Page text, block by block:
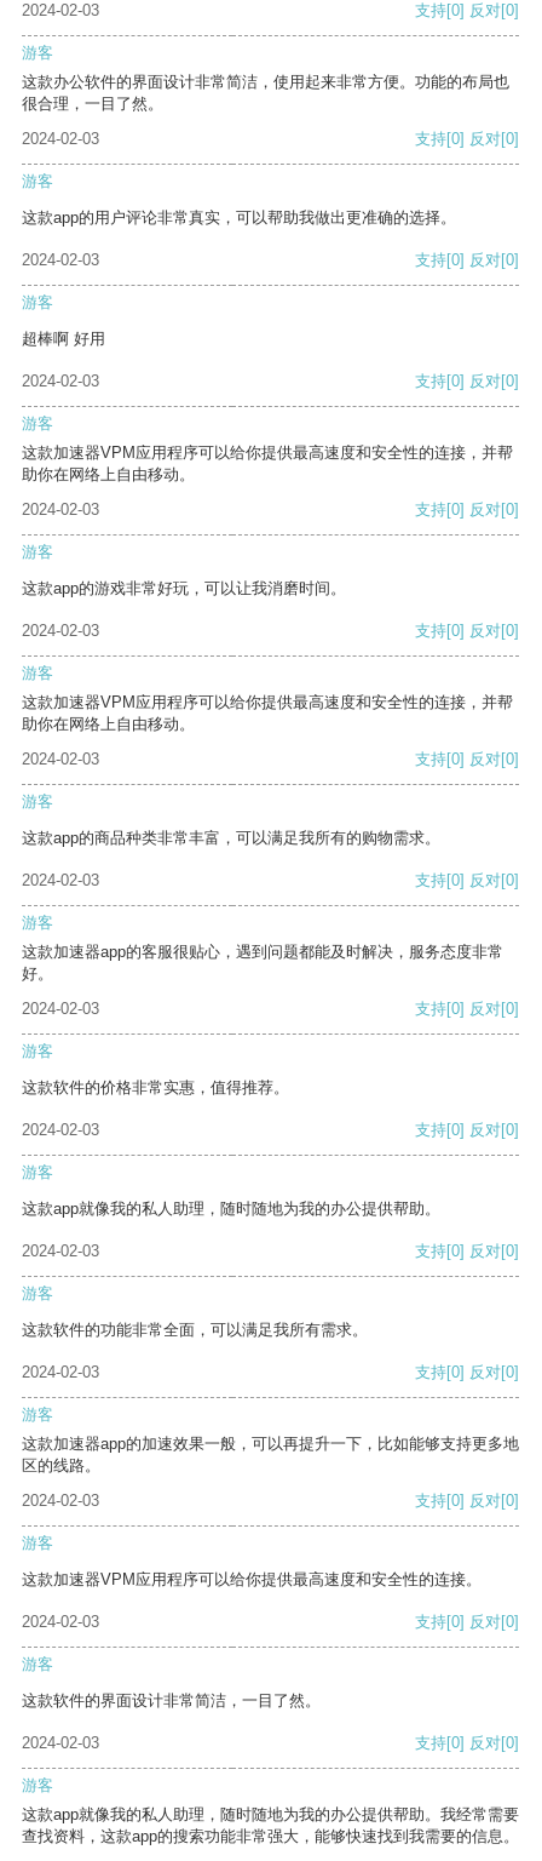
2024-02-03 支持[0] 反对[0]
游客
这款办公软件的界面设计非常简洁，使用起来非常方便。功能的布局也
很合理，一目了然。
2024-02-03
支持[0] 反对[0]
游客
这款app的用户评论非常真实，可以帮助我做出更准确的选择。
2024-02-03 支持[0] 反对[0]
游客
超棒啊 好用
2024-02-03 支持[0] 反对[0]
游客
这款加速器VPM应用程序可以给你提供最高速度和安全性的连接，并帮
助你在网络上自由移动。
2024-02-03
支持[0] 反对[0]
游客
这款app的游戏非常好玩，可以让我消磨时间。
2024-02-03 支持[0] 反对[0]
游客
这款加速器VPM应用程序可以给你提供最高速度和安全性的连接，并帮
助你在网络上自由移动。
2024-02-03
支持[0] 反对[0]
游客
这款app的商品种类非常丰富，可以满足我所有的购物需求。
2024-02-03 支持[0] 反对[0]
游客
这款加速器app的客服很贴心，遇到问题都能及时解决，服务态度非常
好。
2024-02-03
支持[0] 反对[0]
游客
这款软件的价格非常实惠，值得推荐。
2024-02-03 支持[0] 反对[0]
游客
这款app就像我的私人助理，随时随地为我的办公提供帮助。
2024-02-03 支持[0] 反对[0]
游客
这款软件的功能非常全面，可以满足我所有需求。
2024-02-03 支持[0] 反对[0]
游客
这款加速器app的加速效果一般，可以再提升一下，比如能够支持更多地
区的线路。
2024-02-03
支持[0] 反对[0]
游客
这款加速器VPM应用程序可以给你提供最高速度和安全性的连接。
2024-02-03 支持[0] 反对[0]
游客
这款软件的界面设计非常简洁，一目了然。
2024-02-03 支持[0] 反对[0]
游客
这款app就像我的私人助理，随时随地为我的办公提供帮助。我经常需要
查找资料，这款app的搜索功能非常强大，能够快速找到我需要的信息。